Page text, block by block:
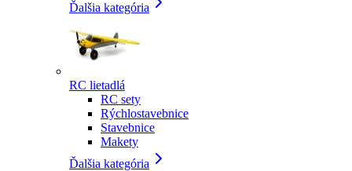
Ďalšia kategória
RC lietadlá
RC sety
Rýchlostavebnice
Stavebnice
Makety
Ďalšia kategória